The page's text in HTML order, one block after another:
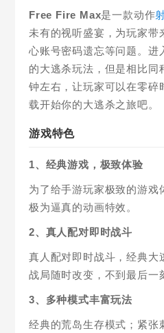
Free Fire Max是一款动作
未有的视听盛宴，为玩家
心账号密码遗忘等问题。进
的大逃杀玩法，但是相比同
钟左右，让玩家可以在零碎
载开始你的大逃杀之旅吧。
游戏特色
1、经典游戏，极致体验
为了给手游玩家极致的游
极为逼真的动画特效。
2、真人配对即时战斗
真人配对即时战斗，经典大
战局随时改变，不到最后一
3、多种模式丰富玩法
经典的荒岛生存模式；紧张